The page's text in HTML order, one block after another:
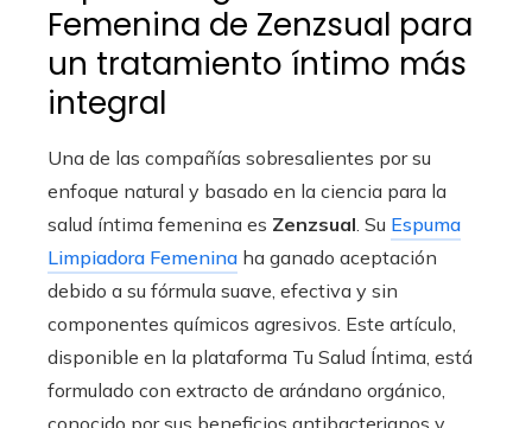
Femenina de Zenzsual para
un tratamiento íntimo más
integral
Una de las compañías sobresalientes por su
enfoque natural y basado en la ciencia para la
salud íntima femenina es Zenzsual. Su Espuma
Limpiadora Femenina ha ganado aceptación
debido a su fórmula suave, efectiva y sin
componentes químicos agresivos. Este artículo,
disponible en la plataforma Tu Salud Íntima, está
formulado con extracto de arándano orgánico,
conocido por sus beneficios antibacterianos y